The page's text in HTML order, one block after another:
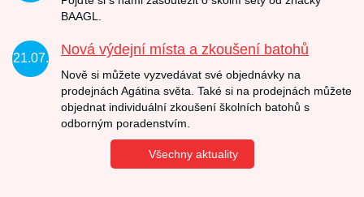
BAAGL.
21.07.
Nová výdejní místa a zkoušení batohů
Nově si můžete vyzvedávat své objednávky na
prodejnách Agátina světa. Také si na prodejnách můžete
objednat individuální zkoušení školních batohů s
odborným poradenstvím.
Všechny aktuality